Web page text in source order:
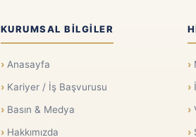
KURUMSAL BILGILER
Anasayfa
Kariyer / İş Başvurusu
Basın & Medya
Hakkımızda